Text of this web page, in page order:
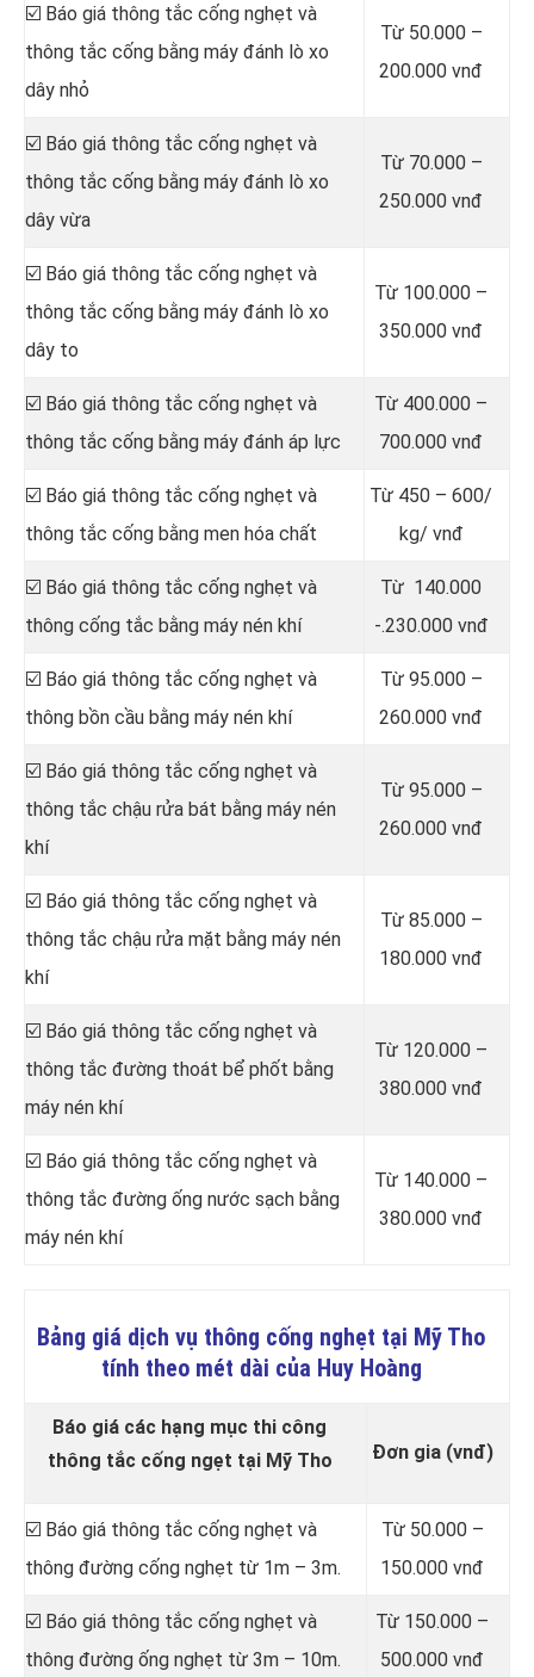
☑️ Báo giá thông tắc cống nghẹt và
thông tắc cống bằng máy đánh lò xo
dây nhỏ
Từ 50.000 –
200.000 vnđ
☑️ Báo giá thông tắc cống nghẹt và
thông tắc cống bằng máy đánh lò xo
dây vừa
Từ 70.000 –
250.000 vnđ
☑️ Báo giá thông tắc cống nghẹt và
thông tắc cống bằng máy đánh lò xo
dây to
Từ 100.000 –
350.000 vnđ
☑️ Báo giá thông tắc cống nghẹt và
thông tắc cống bằng máy đánh áp lực
Từ 400.000 –
700.000 vnđ
☑️ Báo giá thông tắc cống nghẹt và
thông tắc cống bằng men hóa chất
Từ 450 – 600/
kg/ vnđ
☑️ Báo giá thông tắc cống nghẹt và
thông cống tắc bằng máy nén khí
Từ 140.000
-.230.000 vnđ
☑️ Báo giá thông tắc cống nghẹt và
thông bồn cầu bằng máy nén khí
Từ 95.000 –
260.000 vnđ
☑️ Báo giá thông tắc cống nghẹt và
thông tắc chậu rửa bát bằng máy nén
khí
Từ 95.000 –
260.000 vnđ
☑️ Báo giá thông tắc cống nghẹt và
thông tắc chậu rửa mặt bằng máy nén
khí
Từ 85.000 –
180.000 vnđ
☑️ Báo giá thông tắc cống nghẹt và
thông tắc đường thoát bể phốt bằng
máy nén khí
Từ 120.000 –
380.000 vnđ
☑️ Báo giá thông tắc cống nghẹt và
thông tắc đường ống nước sạch bằng
máy nén khí
Từ 140.000 –
380.000 vnđ
Bảng giá dịch vụ thông cống nghẹt tại Mỹ Tho
tính theo mét dài của Huy Hoàng
Báo giá các hạng mục thi công
thông tắc cống ngẹt tại Mỹ Tho
Đơn gia (vnđ)
☑️ Báo giá thông tắc cống nghẹt và
thông đường cống nghẹt từ 1m – 3m.
Từ 50.000 –
150.000 vnđ
☑️ Báo giá thông tắc cống nghẹt và
thông đường ống nghẹt từ 3m – 10m.
Từ 150.000 –
500.000 vnđ